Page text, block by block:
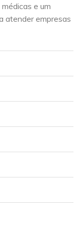
e um
atender empresas